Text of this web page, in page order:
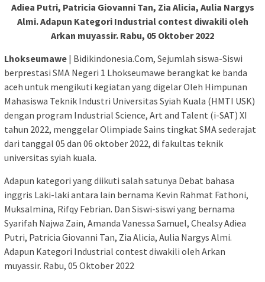
Adiea Putri, Patricia Giovanni Tan, Zia Alicia, Aulia Nargys
Almi. Adapun Kategori Industrial contest diwakili oleh
Arkan muyassir. Rabu, 05 Oktober 2022
Lhokseumawe | Bidikindonesia.Com, Sejumlah siswa-Siswi
berprestasi SMA Negeri 1 Lhokseumawe berangkat ke banda
aceh untuk mengikuti kegiatan yang digelar Oleh Himpunan
Mahasiswa Teknik Industri Universitas Syiah Kuala (HMTI USK)
dengan program Industrial Science, Art and Talent (i-SAT) XI
tahun 2022, menggelar Olimpiade Sains tingkat SMA sederajat
dari tanggal 05 dan 06 oktober 2022, di fakultas teknik
universitas syiah kuala.
Adapun kategori yang diikuti salah satunya Debat bahasa
inggris Laki-laki antara lain bernama Kevin Rahmat Fathoni,
Muksalmina, Rifqy Febrian. Dan Siswi-siswi yang bernama
Syarifah Najwa Zain, Amanda Vanessa Samuel, Chealsy Adiea
Putri, Patricia Giovanni Tan, Zia Alicia, Aulia Nargys Almi.
Adapun Kategori Industrial contest diwakili oleh Arkan
muyassir. Rabu, 05 Oktober 2022